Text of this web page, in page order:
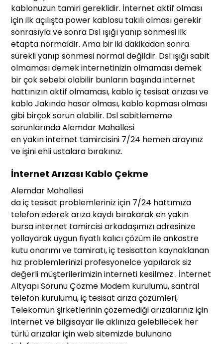
kablonuzun tamiri gereklidir. İnternet aktif olması
için ilk açılışta power kablosu takılı olması gerekir
sonrasıyla ve sonra Dsl ışığı yanıp sönmesi ilk
etapta normaldir. Ama bir iki dakikadan sonra
sürekli yanıp sönmesi normal değildir. Dsl ışığı sabit
olmaması demek internetinizin olmaması demek
bir çok sebebi olabilir bunların başında internet
hattınızın aktif olmaması, kablo iç tesisat arızası ve
kablo Jakında hasar olması, kablo kopması olması
gibi birçok sorun olabilir. Dsl sabitlememe
sorunlarında Alemdar Mahallesi
en yakın internet tamircisini 7/24 hemen arayınız
ve işini ehli ustalara bırakınız.
İnternet Arızası Kablo Çekme
Alemdar Mahallesi
da iç tesisat problemleriniz için 7/24 hattımıza
telefon ederek arıza kaydı bırakarak en yakın
bursa internet tamircisi arkadaşımızı adresinize
yollayarak uygun fiyatlı kalıcı çözüm ile ankastre
kutu onarımı ve tamiratı, iç tesisattan kaynaklanan
hız problemlerinizi profesyonelce yapılarak siz
değerli müşterilerimizin interneti kesilmez . İnternet
Altyapı Sorunu Çözme Modem kurulumu, santral
telefon kurulumu, iç tesisat arıza çözümleri,
Telekomun şirketlerinin çözemediği arızalarınız için
internet ve bilgisayar ile aklınıza gelebilecek her
türlü arızalar için web sitemizde bulunana